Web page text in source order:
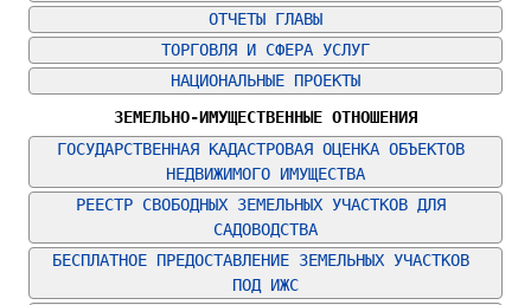
ОТЧЕТЫ ГЛАВЫ
ТОРГОВЛЯ И СФЕРА УСЛУГ
НАЦИОНАЛЬНЫЕ ПРОЕКТЫ
ЗЕМЕЛЬНО-ИМУЩЕСТВЕННЫЕ ОТНОШЕНИЯ
ГОСУДАРСТВЕННАЯ КАДАСТРОВАЯ ОЦЕНКА ОБЪЕКТОВ
НЕДВИЖИМОГО ИМУЩЕСТВА
РЕЕСТР СВОБОДНЫХ ЗЕМЕЛЬНЫХ УЧАСТКОВ ДЛЯ
САДОВОДСТВА
БЕСПЛАТНОЕ ПРЕДОСТАВЛЕНИЕ ЗЕМЕЛЬНЫХ УЧАСТКОВ
ПОД ИЖС